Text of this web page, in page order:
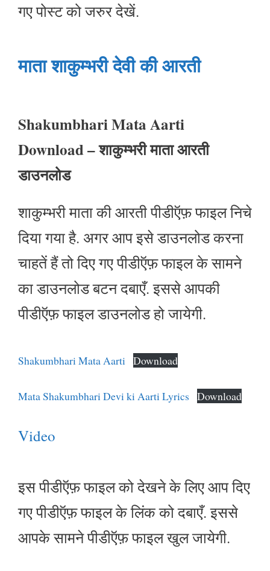
गए पोस्ट को जरुर देखें.
माता शाकुम्भरी देवी की आरती
Shakumbhari Mata Aarti
Download–शाकुम्भरी माता आरती
डाउनलोड
शाकुम्भरी माता की आरती पीडीऍफ़ फाइल निचे
दिया गया है. अगर आप इसे डाउनलोड करना
चाहतें हैं तो दिए गए पीडीऍफ़ फाइल के सामने
का डाउनलोड बटन दबाएँ. इससे आपकी
पीडीऍफ़ फाइल डाउनलोड हो जायेगी.
Shakumbhari Mata Aarti Download
Mata Shakumbhari Devi ki Aarti Lyrics Download
Video
इस पीडीऍफ़ फाइल को देखने के लिए आप दिए
गए पीडीऍफ़ फाइल के लिंक को दबाएँ. इससे
आपके सामने पीडीऍफ़ फाइल खुल जायेगी.